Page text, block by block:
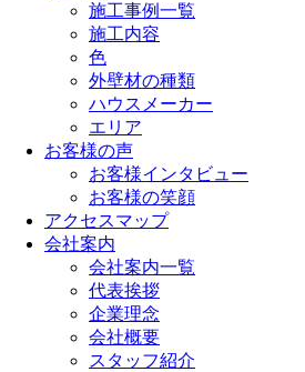
施工事例一覧
施工内容
色
外壁材の種類
ハウスメーカー
エリア
お客様の声
お客様インタビュー
お客様の笑顔
アクセスマップ
会社案内
会社案内一覧
代表挨拶
企業理念
会社概要
スタッフ紹介